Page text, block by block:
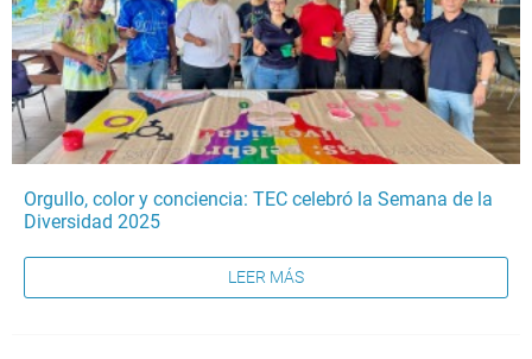
Orgullo, color y conciencia: TEC celebró la Semana de la
Diversidad 2025
LEER MÁS